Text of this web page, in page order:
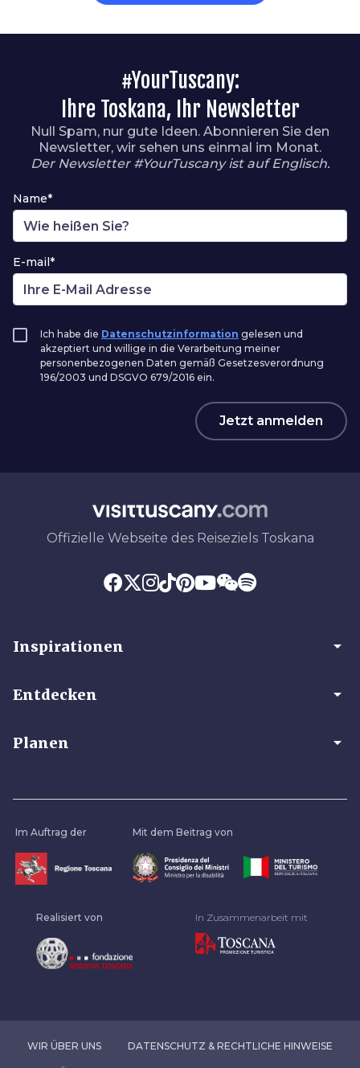
#YourTuscany:
Ihre Toskana, Ihr Newsletter
Null Spam, nur gute Ideen. Abonnieren Sie den
Newsletter, wir sehen uns einmal im Monat.
Der Newsletter #YourTuscany ist auf Englisch.
Name*
E-mail*
Ich habe die Datenschutzinformation gelesen und
akzeptiert und willige in die Verarbeitung meiner
personenbezogenen Daten gemäß Gesetzesverordnung
196/2003 und DSGVO 679/2016 ein.
Jetzt anmelden
Offizielle Webseite des Reiseziels Toskana
Inspirationen arrow_drop_down
Entdecken arrow_drop_down
Planen arrow_drop_down
Im Auftrag der Mit dem Beitrag von
Realisiert von In Zusammenarbeit mit
WIR ÜBER UNS DATENSCHUTZ & RECHTLICHE HINWEISE